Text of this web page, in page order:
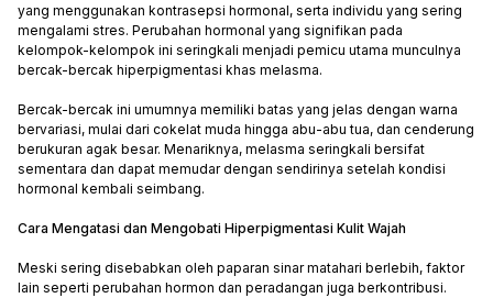
yang menggunakan kontrasepsi hormonal, serta individu yang sering
mengalami stres. Perubahan hormonal yang signifikan pada
kelompok-kelompok ini seringkali menjadi pemicu utama munculnya
bercak-bercak hiperpigmentasi khas melasma.
Bercak-bercak ini umumnya memiliki batas yang jelas dengan warna
bervariasi, mulai dari cokelat muda hingga abu-abu tua, dan cenderung
berukuran agak besar. Menariknya, melasma seringkali bersifat
sementara dan dapat memudar dengan sendirinya setelah kondisi
hormonal kembali seimbang.
Cara Mengatasi dan Mengobati Hiperpigmentasi Kulit Wajah
Meski sering disebabkan oleh paparan sinar matahari berlebih, faktor
lain seperti perubahan hormon dan peradangan juga berkontribusi.